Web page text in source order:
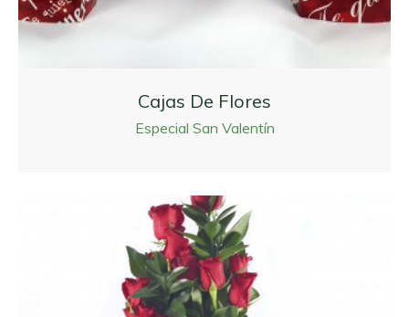
Cajas De Flores
Especial San Valentín